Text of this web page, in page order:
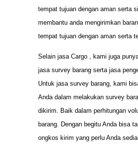
tempat tujuan dengan aman serta
membantu anda mengirimkan
tempat tujuan dengan aman serta
Selain jasa Cargo , kami juga
jasa survey barang serta jasa
Untuk jasa survey barang, kami
Anda dalam melakukan survey
dikirim. Baik dalam perhitungan
barang. Dengan begitu Anda bisa
ongkos kirim yang perlu Anda